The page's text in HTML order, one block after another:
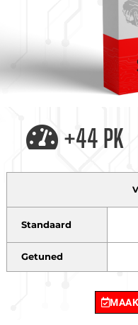
+44 PK
Standaard
Getuned